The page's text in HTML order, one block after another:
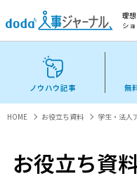
理想
シ
ノウハウ記事 無
HOME お役立ち資料 学生・法人
お役立ち資